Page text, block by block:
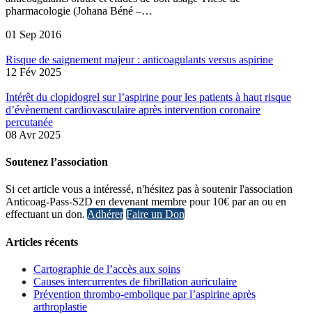
pharmacologie (Johana Béné –…
01 Sep 2016
Risque de saignement majeur : anticoagulants versus aspirine
12 Fév 2025
Intérêt du clopidogrel sur l’aspirine pour les patients à haut risque
d’évènement cardiovasculaire après intervention coronaire
percutanée
08 Avr 2025
Soutenez l’association
Si cet article vous a intéressé, n'hésitez pas à soutenir l'association
Anticoag-Pass-S2D en devenant membre pour 10€ par an ou en
effectuant un don. Adhérer Faire un Don
Articles récents
Cartographie de l’accès aux soins
Causes intercurrentes de fibrillation auriculaire
Prévention thrombo-embolique par l’aspirine après
arthroplastie